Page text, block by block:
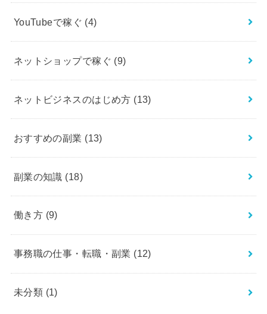
YouTubeで稼ぐ (4)
ネットショップで稼ぐ (9)
ネットビジネスのはじめ方 (13)
おすすめの副業 (13)
副業の知識 (18)
働き方 (9)
事務職の仕事・転職・副業 (12)
未分類 (1)